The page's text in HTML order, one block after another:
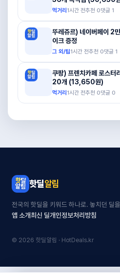
먹거리 1시간 전추천 0댓글 1
뚜레쥬르) 네이버페이 2
이크 증정
그 외/팁1시간 전추천 0댓글 1
쿠팡) 프렌치카페 로스터
20개 (13,650원)
먹거리 1시간 전추천 0댓글 0
핫딜알림
전국의 핫딜을 키워드 하나로. 놓치던 딜
앱 소개최신 딜개인정보처리방침
© 2026 핫딜알림 · HotDeals.kr